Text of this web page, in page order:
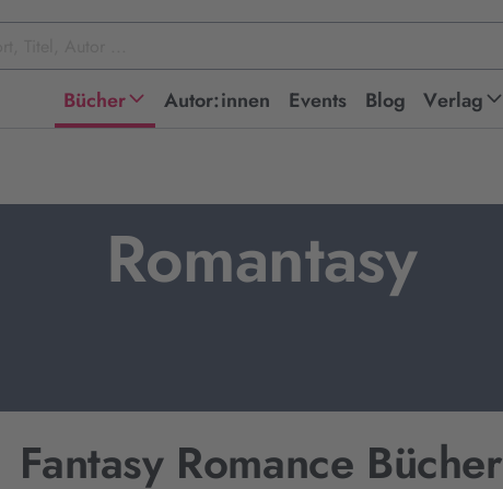
Bücher Autor:innen Events Blog Verlag
Romantasy
Fantasy Romance Bücher